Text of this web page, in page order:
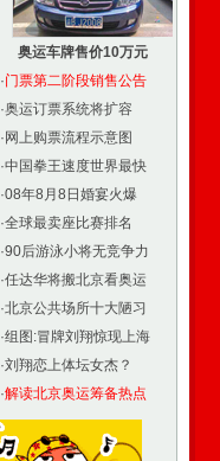
奥运车牌售价10万元
·门票第二阶段销售公告
·奥运订票系统将扩容
· 网上购票流程示意图
·中国拳王速度世界最快
·08年8月8日婚宴火爆
·全球最卖座比赛排名
·90后游泳小将无竞争力
·任达华将搬北京看奥运
·北京公共场所十大陋习
·组图:冒牌刘翔惊现上海
·刘翔恋上体坛女杰？
·解读北京奥运筹备热点